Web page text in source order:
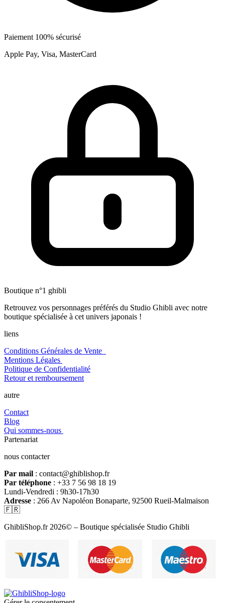
Paiement 100% sécurisé
Apple Pay, Visa, MasterCard
Boutique n°1 ghibli
Retrouvez vos personnages préférés du Studio Ghibli avec notre
boutique spécialisée à cet univers japonais !
liens
Conditions Générales de Vente
Mentions Légales
Politique de Confidentialité
Retour et remboursement
autre
Contact
Blog
Qui sommes-nous
Partenariat
nous contacter
Par mail : contact@ghiblishop.fr
Par téléphone : +33 7 56 98 18 19
Lundi-Vendredi : 9h30-17h30
Adresse : 266 Av Napoléon Bonaparte, 92500 Rueil-Malmaison
🇫🇷
GhibliShop.fr 2026© – Boutique spécialisée Studio Ghibli